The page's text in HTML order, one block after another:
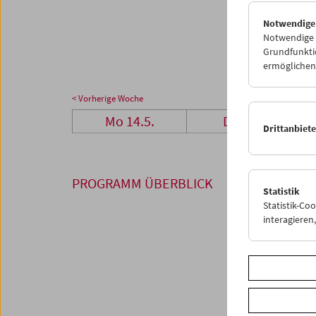
04
< Vorherige Woche
Mo 14.5. Di 15.5.
PROGRAMM ÜBERBLICK
Notwendige
Statistik
Statistik-